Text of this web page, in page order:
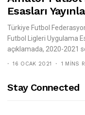
Esasları
Türkiye Futbol
Futbol Ligleri Uygulama
açıklamada, 2020-2021
16 OCAK 2021 1 MINS
Stay Connected